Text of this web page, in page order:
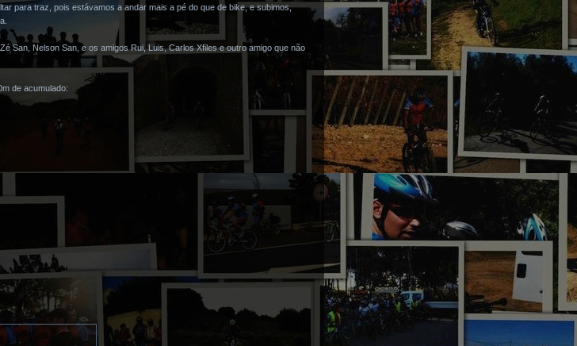
para traz, pois estávamos a andar mais a pé do que de bike, e subimos,
San, Nelson San, e os amigos Rui, Luis, Carlos Xfiles e outro amigo que não
de acumulado: